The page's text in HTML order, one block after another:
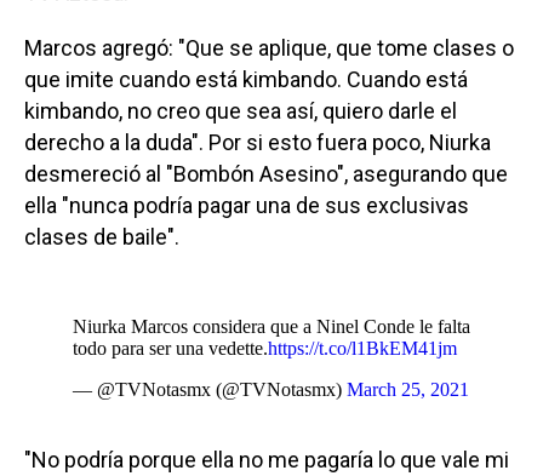
Marcos agregó: "Que se aplique, que tome clases o
que imite cuando está kimbando. Cuando está
kimbando, no creo que sea así, quiero darle el
derecho a la duda". Por si esto fuera poco, Niurka
desmereció al "Bombón Asesino", asegurando que
ella "nunca podría pagar una de sus exclusivas
clases de baile".
Niurka Marcos considera que a Ninel Conde le falta
todo para ser una vedette.https://t.co/l1BkEM41jm
— @TVNotasmx (@TVNotasmx) March 25, 2021
"No podría porque ella no me pagaría lo que vale mi